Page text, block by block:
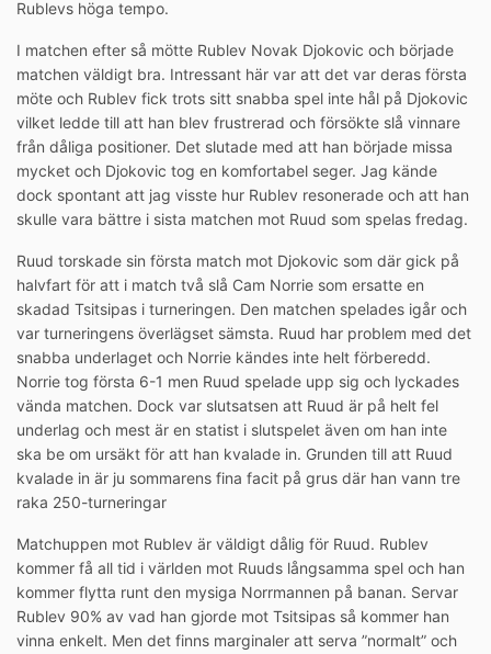
Rublevs höga tempo.
I matchen efter så mötte Rublev Novak Djokovic och började
matchen väldigt bra. Intressant här var att det var deras första
möte och Rublev fick trots sitt snabba spel inte hål på Djokovic
vilket ledde till att han blev frustrerad och försökte slå vinnare
från dåliga positioner. Det slutade med att han började missa
mycket och Djokovic tog en komfortabel seger. Jag kände
dock spontant att jag visste hur Rublev resonerade och att han
skulle vara bättre i sista matchen mot Ruud som spelas fredag.
Ruud torskade sin första match mot Djokovic som där gick på
halvfart för att i match två slå Cam Norrie som ersatte en
skadad Tsitsipas i turneringen. Den matchen spelades igår och
var turneringens överlägset sämsta. Ruud har problem med det
snabba underlaget och Norrie kändes inte helt förberedd.
Norrie tog första 6-1 men Ruud spelade upp sig och lyckades
vända matchen. Dock var slutsatsen att Ruud är på helt fel
underlag och mest är en statist i slutspelet även om han inte
ska be om ursäkt för att han kvalade in. Grunden till att Ruud
kvalade in är ju sommarens fina facit på grus där han vann tre
raka 250-turneringar
Matchuppen mot Rublev är väldigt dålig för Ruud. Rublev
kommer få all tid i världen mot Ruuds långsamma spel och han
kommer flytta runt den mysiga Norrmannen på banan. Servar
Rublev 90% av vad han gjorde mot Tsitsipas så kommer han
vinna enkelt. Men det finns marginaler att serva ”normalt” och